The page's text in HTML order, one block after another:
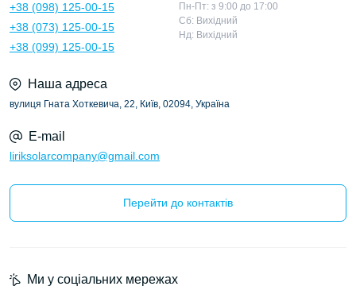
+38 (098) 125-00-15
+38 (073) 125-00-15
+38 (099) 125-00-15
Пн-Пт: з 9:00 до 17:00
Сб: Вихідний
Нд: Вихідний
Наша адреса
вулиця Гната Хоткевича, 22, Київ, 02094, Україна
E-mail
liriksolarcompany@gmail.com
Перейти до контактів
Ми у соціальних мережах